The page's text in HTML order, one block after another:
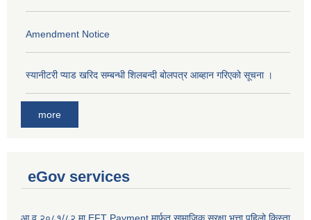
Amendment Notice
स्यानीटरी प्याड खरिद सम्बन्धी शिलबन्दी बोलपत्र आब्हान गरिएको सूचना ।
more
eGov services